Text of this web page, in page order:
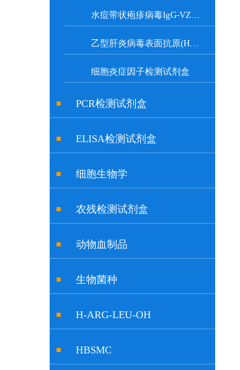
水痘带状疱疹病毒IgG-VZV Elisa检测试剂盒
乙型肝炎病毒表面抗原(HBsAg)试剂盒
细胞炎症因子检测试剂盒
PCR检测试剂盒
ELISA检测试剂盒
细胞生物学
农残检测试剂盒
动物血制品
生物菌种
H-ARG-LEU-OH
HBSMC